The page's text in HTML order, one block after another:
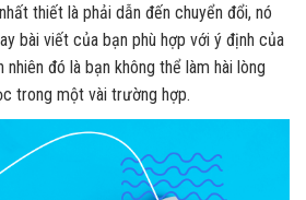
thiết là phải dẫn đến chuyển đổi, nó
bài viết của bạn phù hợp với ý định của
đó là bạn không thể làm hài lòng
trong một vài trường hợp.